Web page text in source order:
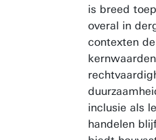
is breed
overal in
contexten
inclusie als
handelen